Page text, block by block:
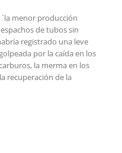
menor producción
de tubos sin
registrado una leve
por la caída en los
la merma en los
recuperación de la